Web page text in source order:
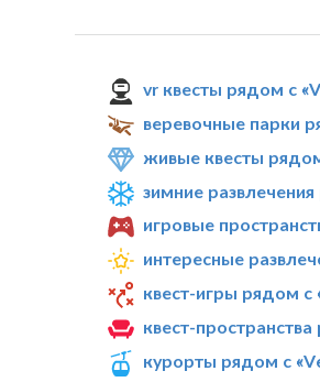
vr квесты рядом с
веревочные парки
живые квесты
зимние
игровые
интересные
квест-игры рядом с
квест-
курорты рядом с